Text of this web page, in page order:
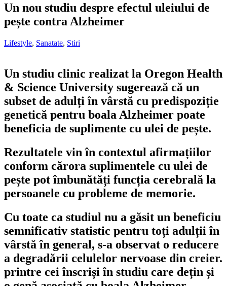
Un nou studiu despre efectul uleiului de
pește contra Alzheimer
Lifestyle, Sanatate, Stiri
Un studiu clinic realizat la Oregon Health
& Science University sugerează că un
subset de adulți în vârstă cu predispoziție
genetică pentru boala Alzheimer poate
beneficia de suplimente cu ulei de pește.
Rezultatele vin în contextul afirmațiilor
conform cărora suplimentele cu ulei de
pește pot îmbunătăți funcția cerebrală la
persoanele cu probleme de memorie.
Cu toate ca studiul nu a găsit un beneficiu
semnificativ statistic pentru toți adulții în
vârstă în general, s-a observat o reducere
a degradării celulelor nervoase din creier.
printre cei înscriși în studiu care dețin și